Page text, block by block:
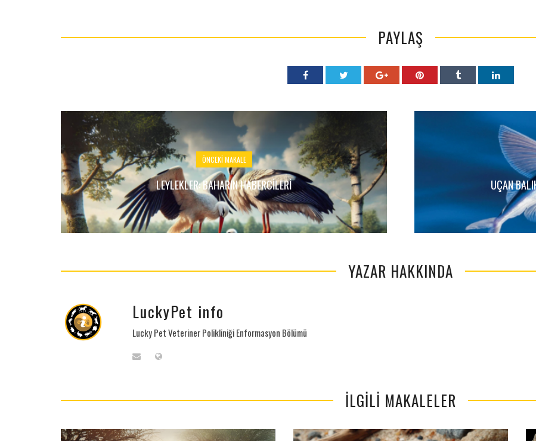
PAYLAŞ
ÖNCEKI MAKALE
LEYLEKLER: BAHARIN HABERCILERI UÇAN
YAZAR HAKKINDA
LuckyPet info
Lucky Pet Veteriner Polikliniği Enformasyon Bölümü
İLGILI MAKALELER